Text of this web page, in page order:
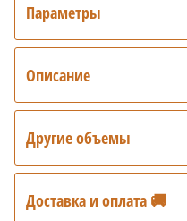
Параметры
Описание
Другие объемы
Доставка и оплата 🚚